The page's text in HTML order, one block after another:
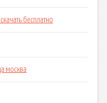
бесплатно
москва